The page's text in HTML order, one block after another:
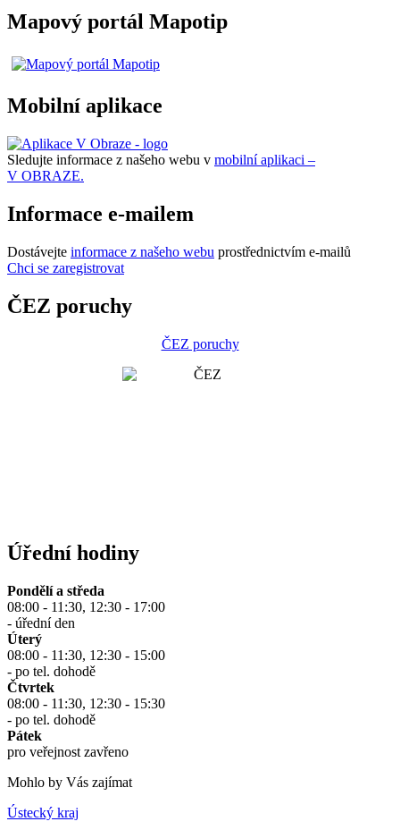
Mapový portál Mapotip
Mobilní aplikace
Sledujte informace z našeho webu v mobilní aplikaci –
V OBRAZE.
Informace e-mailem
Dostávejte informace z našeho webu prostřednictvím e-mailů
Chci se zaregistrovat
ČEZ poruchy
ČEZ poruchy
Úřední hodiny
Pondělí a středa
08:00 - 11:30, 12:30 - 17:00
- úřední den
Úterý
08:00 - 11:30, 12:30 - 15:00
- po tel. dohodě
Čtvrtek
08:00 - 11:30, 12:30 - 15:30
- po tel. dohodě
Pátek
pro veřejnost zavřeno
Mohlo by Vás zajímat
Ústecký kraj